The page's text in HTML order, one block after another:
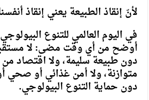
لأنّ إنقاذ الطبيعة يعني إنقاذ
في اليوم العالمي للتنوع
أوضح من أي وقت مضى: لا
دون طبيعة سليمة، ولا اقتصاد
متوازنة، ولا أمن غذائي أو صحي
دون حماية التنوع البيولوجي.